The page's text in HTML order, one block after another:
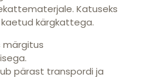
Katuseks
kaetud kärgkattega.
pärast transpordi ja